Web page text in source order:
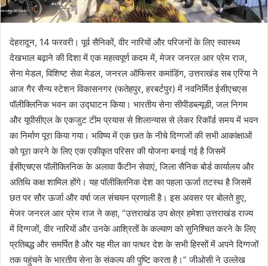
देहरादून, 14 फरवरी। पूर्व सैनिकों, वीर नारियों और परिजनों के लिए स्वास्थ्य
देखभाल बढ़ाने की दिशा में एक महत्वपूर्ण कदम में, मेजर जनरल आर प्रेम राज,
सेना मेडल, विशिष्ट सेवा मेडल, जनरल ऑफिसर कमांडिंग, उत्तराखंड सब एरिया ने
आज गैर सैन्य स्टेशन विकासनगर (फतेहपुर, हरबर्टपुर) में नवनिर्मित ईसीएचएस
पॉलीक्लिनिक भवन का उद्घाटन किया। भारतीय सेना सीपीडब्ल्यूडी, जल निगम
और यूपीसीएल के एकजुट टीम प्रयास से शिलान्यास से लेकर रिकॉर्ड समय में भवन
का निर्माण पूरा किया गया। भविष्य में एक छत के नीचे दिग्गजों की सभी आकांक्षाओं
को पूरा करने के लिए एक एकीकृत परिसर की योजना बनाई गई है जिसमें
ईसीएचएस पॉलीक्लिनिक के अलावा कैंटीन सेवाएं, जिला सैनिक बोर्ड कार्यालय और
अतिथि कक्ष शामिल होंगे। यह पॉलीक्लिनिक देश का पहला ऊर्जा तटस्थ है जिसमें
छत पर सौर ऊर्जा और वर्षा जल संचयन प्रणाली है। इस अवसर पर बोलते हुए,
मेजर जनरल आर प्रेम राज ने कहा, “उत्तराखंड उप क्षेत्र हमेशा उत्तराखंड राज्य
में दिग्गजों, वीर नारियों और उनके आश्रितों के कल्याण को सुनिश्चित करने के लिए
प्रतिबद्ध और समर्पित है और यह मील का पत्थर देश के सभी हिस्सों में अपने दिग्गजों
तक पहुंचने के भारतीय सेना के संकल्प की पुष्टि करता है।” जीओसी ने उल्लेख